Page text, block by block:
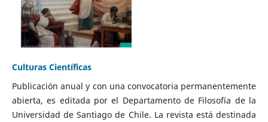
Culturas Científicas
Publicación anual y con una convocatoria permanentemente
abierta, es editada por el Departamento de Filosofía de la
Universidad de Santiago de Chile. La revista está destinada